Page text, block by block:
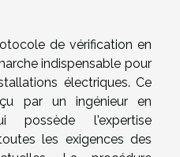
de vérification en
indispensable pour
électriques. Ce
par un ingénieur en
possède l'expertise
les exigences des